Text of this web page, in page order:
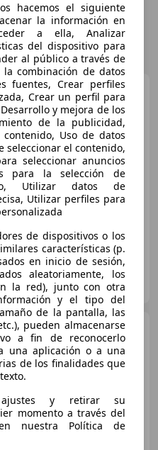
Skoda Scala1.0 TSI
Ambition DSG 81kW
€ 13.090
Súper oferta
81 kW (110 CV)
Skoda Scala1.6 TDI
Ambition DSG 85kW
€ 10.275
Buenprecio
hacemos el siguiente
la información en
a ella, Analizar
del dispositivo para
al público a través de
combinación de datos
fuentes, Crear perfiles
Crear un perfil para
y mejora de los
de la publicidad,
Uso de datos
seleccionar el contenido,
seleccionar anuncios
para la selección de
Utilizar datos de
Utilizar perfiles para
de dispositivos o los
características (p.
en inicio de sesión,
aleatoriamente, los
la red), junto con otra
y el tipo del
de la pantalla, las
pueden almacenarse
a fin de reconocerlo
una aplicación o a una
de los finalidades que
y retirar su
momento a través del
nuestra Política de